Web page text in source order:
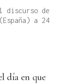
discurso de
a 24
día en que